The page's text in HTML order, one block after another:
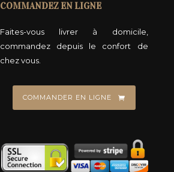
COMMANDEZ EN LIGNE
Faites-vous livrer à domicile,
commandez depuis le confort de
chez vous.
COMMANDER EN LIGNE